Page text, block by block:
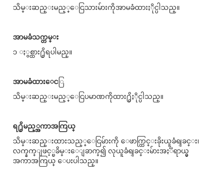
သိမ္းဆည္းမည့္ေငြသားမ်ားကိုအာမခံထားႏိုင္ပါသည္။
အာမခံသက္တမ္း
၁ ႏွစ္ထား႐ွိရပါမည္။
အာမခံထားေငြ
သိမ္းဆည္းမည့္ေငြပမာဏကိုထား႐ွိႏိုင္ပါသည္။
ရ႐ွိမည့္အကာအကြယ္
သိမ္းဆည္းထားသည့္ေငြမ်ားကို ေဖာက္ထြင္းခိုးယူခံရျခင္း၊
လက္နက္ျဖင့္ၿခိမ္းေျခာက္၍ လုယူခံရျခင္းမ်ားအႏၱရာယ္မွ
အကာအကြယ္ ေပးပါသည္။